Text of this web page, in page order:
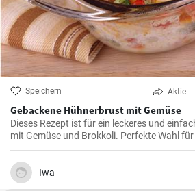
Speichern Aktie
Gebackene Hühnerbrust mit Gemüse
Dieses Rezept ist für ein leckeres und
mit Gemüse und Brokkoli. Perfekte Wahl
oder Abendessen.
Iwa